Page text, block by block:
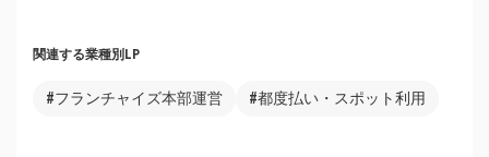
関連する業種別LP
#フランチャイズ本部運営 #都度払い・スポット利用